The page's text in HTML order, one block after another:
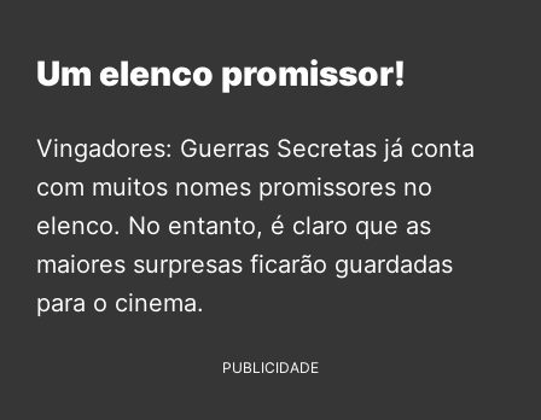
Um elenco promissor!
Vingadores: Guerras Secretas já conta
com muitos nomes promissores no
elenco. No entanto, é claro que as
maiores surpresas ficarão guardadas
para o cinema.
PUBLICIDADE